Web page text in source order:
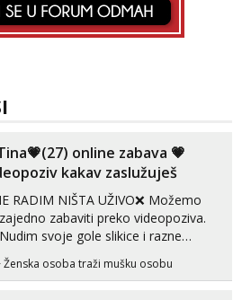
online zabava 💗
kakav zaslužuješ
RADIM NIŠTA UŽIVO❌ Možemo
zabaviti preko videopoziva.
svoje gole slikice i razne
🤩 Za online zabavu pošalji
na Whatsapp, Telegram ili Viber.
Ženska osoba traži mušku osobu